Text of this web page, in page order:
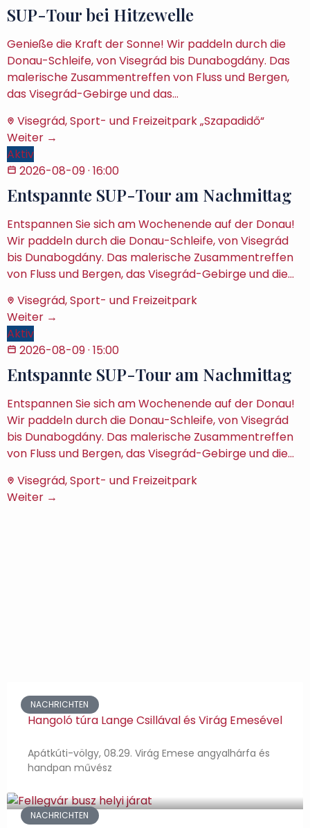
SUP-Tour bei Hitzewelle
Genieße die Kraft der Sonne! Wir paddeln durch die
Donau-Schleife, von Visegrád bis Dunabogdány. Das
malerische Zusammentreffen von Fluss und Bergen,
das Visegrád-Gebirge und das…
Visegrád, Sport- und Freizeitpark „Szapadidő“
Weiter →
Aktiv
2026-08-09· 16:00
Entspannte SUP-Tour am Nachmittag
Entspannen Sie sich am Wochenende auf der Donau!
Wir paddeln durch die Donau-Schleife, von Visegrád
bis Dunabogdány. Das malerische Zusammentreffen
von Fluss und Bergen, das Visegrád-Gebirge und die…
Visegrád, Sport- und Freizeitpark
Weiter →
Aktiv
2026-08-09· 15:00
Entspannte SUP-Tour am Nachmittag
Entspannen Sie sich am Wochenende auf der Donau!
Wir paddeln durch die Donau-Schleife, von Visegrád
bis Dunabogdány. Das malerische Zusammentreffen
von Fluss und Bergen, das Visegrád-Gebirge und die…
Visegrád, Sport- und Freizeitpark
Weiter →
NACHRICHTEN
Hangoló túra Lange Csillával és Virág Emesével
Apátkúti-völgy, 08.29. Virág Emese angyalhárfa és
handpan művész
NACHRICHTEN